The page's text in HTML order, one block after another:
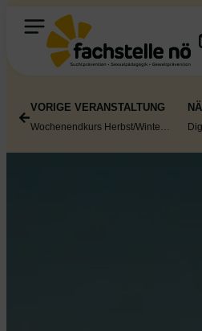
VORIGE VERANSTALTUNG
Wochenendkurs Herbst/Winter 2026: „Gemeinsam stark werden“ für den elementaren Bildungsbereich